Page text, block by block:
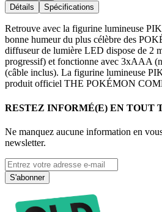
Détails Spécifications
Retrouve avec la figurine lumineuse
bonne humeur du plus célèbre des
diffuseur de lumière LED dispose de 2
progressif) et fonctionne avec 3xAAA
(câble inclus). La figurine lumineuse
produit officiel THE POKÉMON
RESTEZ INFORMÉ(E) EN TOUT
Ne manquez aucune information en
newsletter.
S'abonner